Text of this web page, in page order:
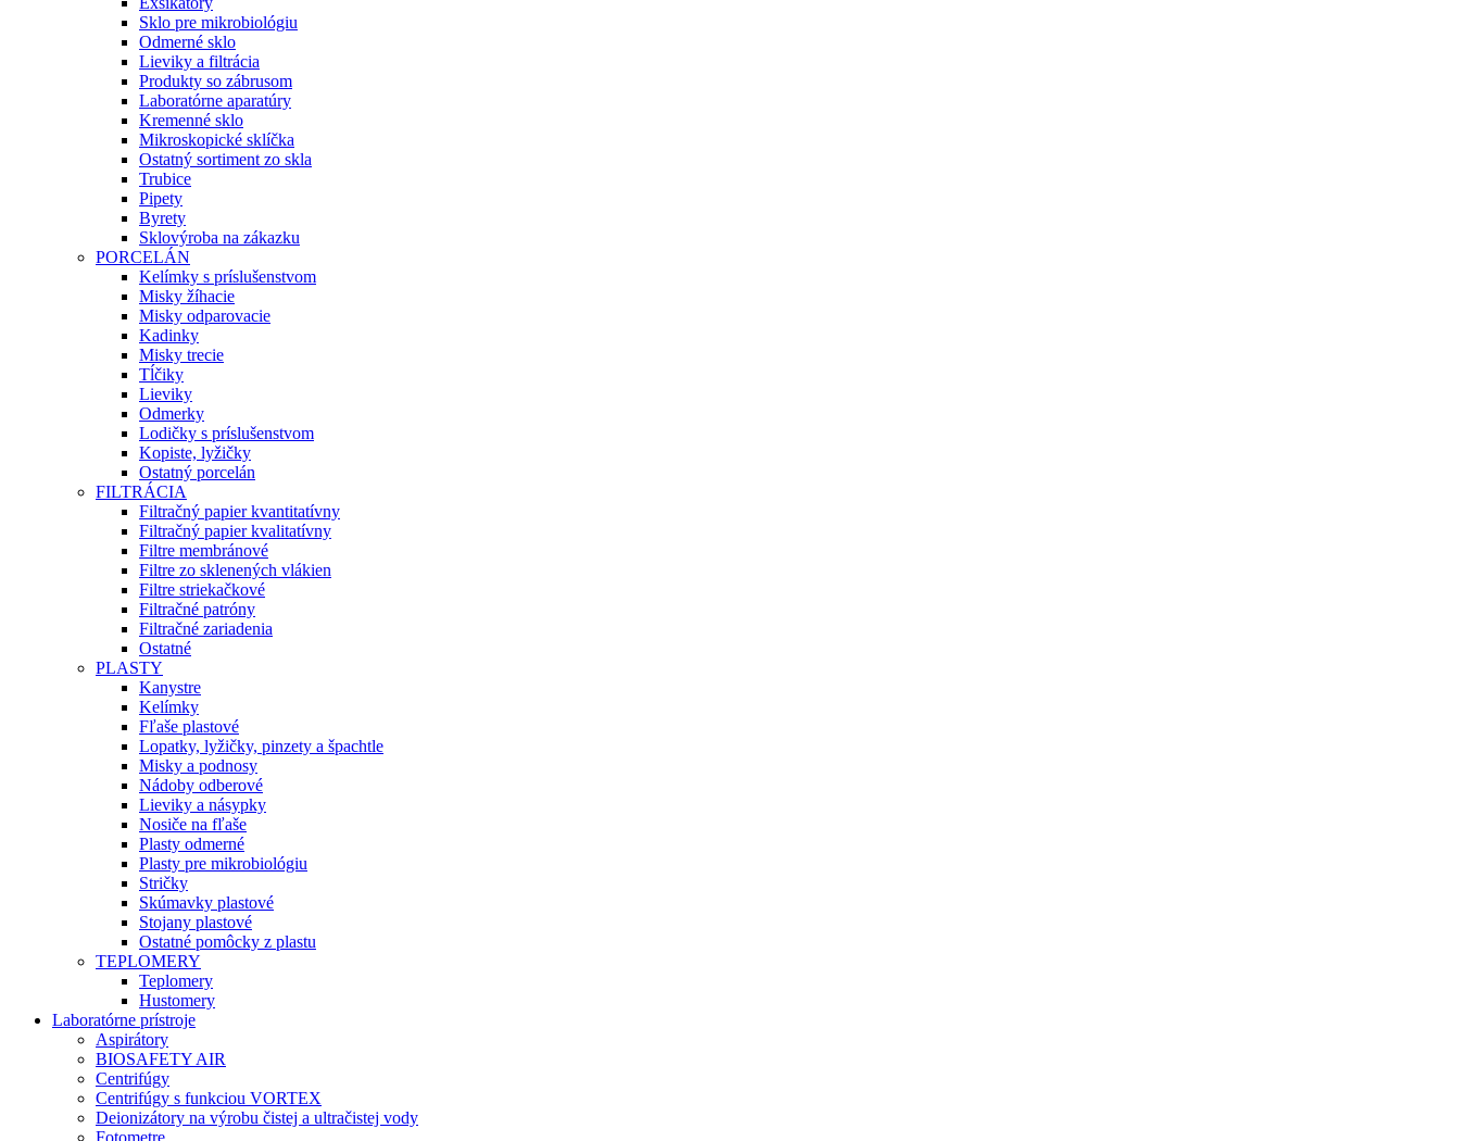
Sklo pre mikrobiológiu
Odmerné sklo
Lieviky a filtrácia
Produkty so zábrusom
Laboratórne aparatúry
Kremenné sklo
Mikroskopické sklíčka
Ostatný sortiment zo skla
Trubice
Pipety
Byrety
Sklovýroba na zákazku
PORCELÁN
Kelímky s príslušenstvom
Misky žíhacie
Misky odparovacie
Kadinky
Misky trecie
Tĺčiky
Lieviky
Odmerky
Lodičky s príslušenstvom
Kopiste, lyžičky
Ostatný porcelán
FILTRÁCIA
Filtračný papier kvantitatívny
Filtračný papier kvalitatívny
Filtre membránové
Filtre zo sklenených vlákien
Filtre striekačkové
Filtračné patróny
Filtračné zariadenia
Ostatné
PLASTY
Kanystre
Kelímky
Fľaše plastové
Lopatky, lyžičky, pinzety a špachtle
Misky a podnosy
Nádoby odberové
Lieviky a násypky
Nosiče na fľaše
Plasty odmerné
Plasty pre mikrobiológiu
Stričky
Skúmavky plastové
Stojany plastové
Ostatné pomôcky z plastu
TEPLOMERY
Teplomery
Hustomery
Laboratórne prístroje
Aspirátory
BIOSAFETY AIR
Centrifúgy
Centrifúgy s funkciou VORTEX
Deionizátory na výrobu čistej a ultračistej vody
Fotometre